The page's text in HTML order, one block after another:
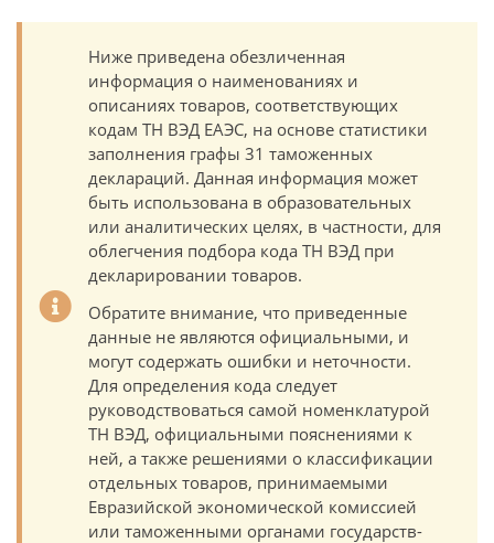
Ниже приведена обезличенная
информация о наименованиях и
описаниях товаров, соответствующих
кодам ТН ВЭД ЕАЭС, на основе статистики
заполнения графы 31 таможенных
деклараций. Данная информация может
быть использована в образовательных
или аналитических целях, в частности, для
облегчения подбора кода ТН ВЭД при
декларировании товаров.
Обратите внимание, что приведенные
данные не являются официальными, и
могут содержать ошибки и неточности.
Для определения кода следует
руководствоваться самой номенклатурой
ТН ВЭД, официальными пояснениями к
ней, а также решениями о классификации
отдельных товаров, принимаемыми
Евразийской экономической комиссией
или таможенными органами государств-